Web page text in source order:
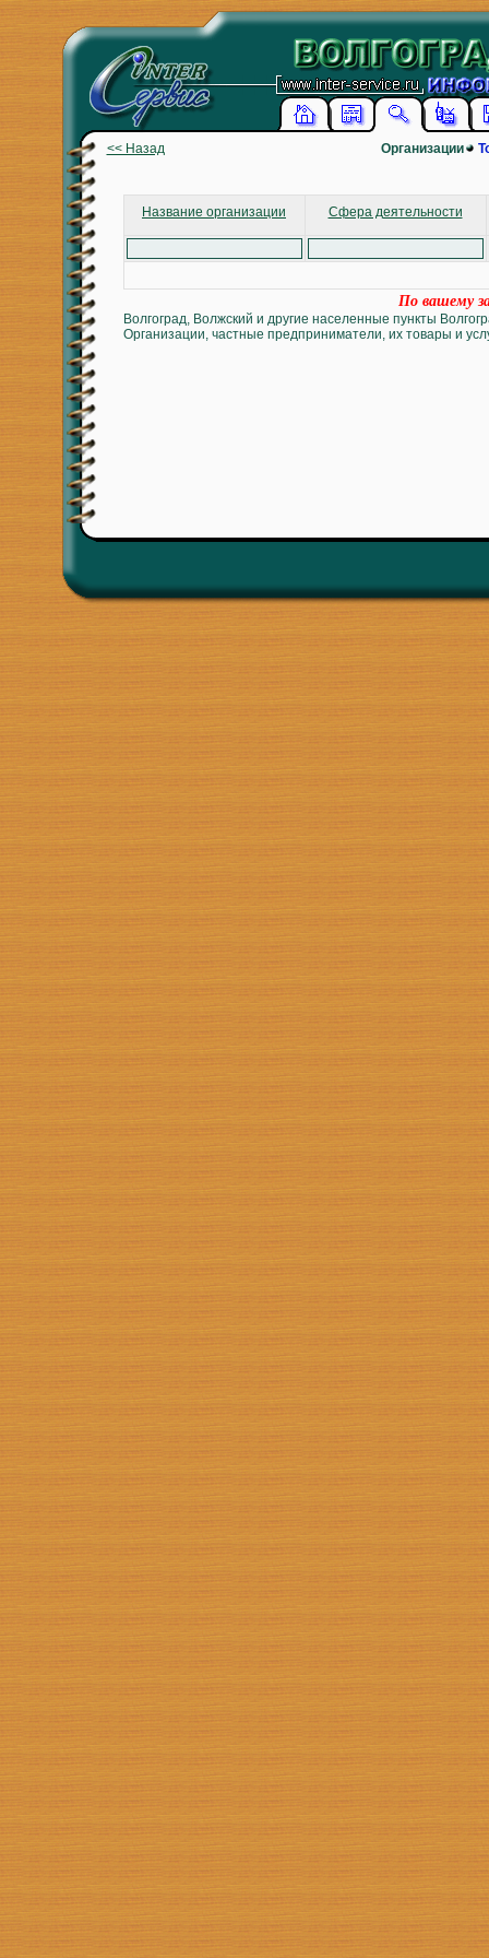
<< Назад Организации
Название организации Сфера деятельности
По вашему
Волгоград, Волжский и другие населенные пункты
Организации, частные предприниматели, их товары и